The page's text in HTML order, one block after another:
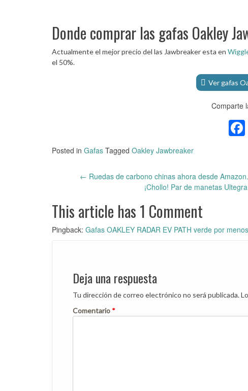
Donde comprar las gafas Oakley
Actualmente el mejor precio del las Jawbreaker esta en
el 50%.
Ver gafas
Comparte
Posted in Gafas Tagged Oakley Jawbreaker
navigation
← Ruedas de carbono chinas ahora desde
¡Chollo! Par de manetas
This article has 1 Comment
Pingback: Gafas OAKLEY RADAR EV PATH verde por
Deja una respuesta
Tu dirección de correo electrónico no será publicada.
Comentario *